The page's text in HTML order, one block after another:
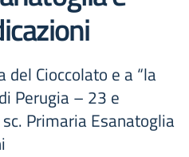
Cioccolato e a “la
Perugia – 23 e
Primaria Esanatoglia